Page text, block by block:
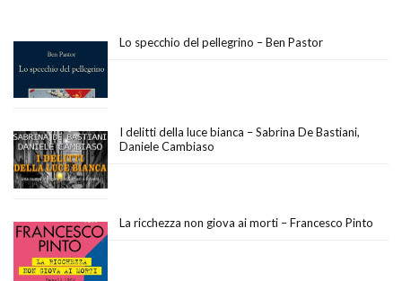
Lo specchio del pellegrino – Ben Pastor
I delitti della luce bianca – Sabrina De Bastiani,
Daniele Cambiaso
La ricchezza non giova ai morti – Francesco Pinto